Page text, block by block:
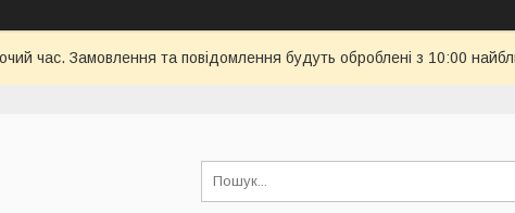
час. Замовлення та повідомлення будуть оброблені з 10:00